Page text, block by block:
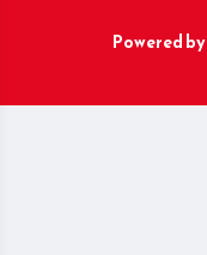
Powered by